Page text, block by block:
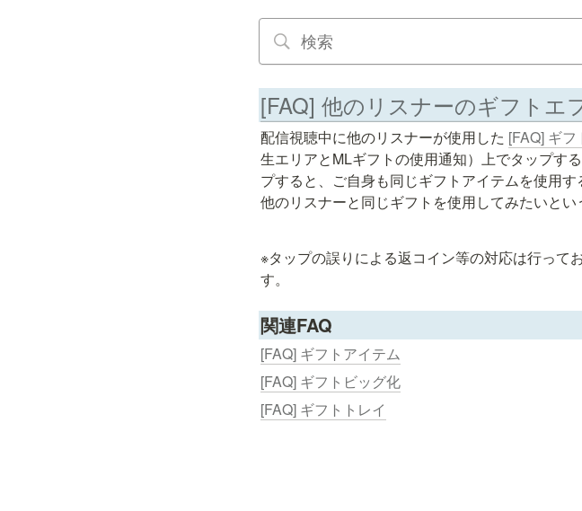
[FAQ] 他のリスナーのギフトエ
配信視聴中に他のリスナーが使用した [FAQ] ギ
生エリアとMLギフトの使用通知）上でタップす
プすると、ご自身も同じギフトアイテムを使用す
他のリスナーと同じギフトを使用してみたいとい
※タップの誤りによる返コイン等の対応は行って
す。
関連FAQ
[FAQ] ギフトアイテム
[FAQ] ギフトビッグ化
[FAQ] ギフトトレイ